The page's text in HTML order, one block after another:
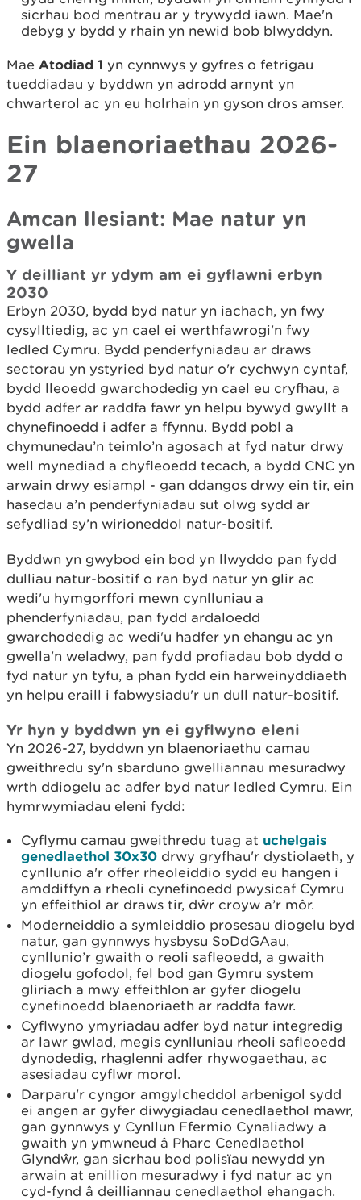
sicrhau bod mentrau ar y trywydd iawn. Mae'n
debyg y bydd y rhain yn newid bob blwyddyn.
Mae Atodiad 1 yn cynnwys y gyfres o fetrigau
tueddiadau y byddwn yn adrodd arnynt yn
chwarterol ac yn eu holrhain yn gyson dros amser.
Ein blaenoriaethau 2026-
27
Amcan llesiant: Mae natur yn
gwella
Y deilliant yr ydym am ei gyflawni erbyn
2030
Erbyn 2030, bydd byd natur yn iachach, yn fwy
cysylltiedig, ac yn cael ei werthfawrogi'n fwy
ledled Cymru. Bydd penderfyniadau ar draws
sectorau yn ystyried byd natur o'r cychwyn cyntaf,
bydd lleoedd gwarchodedig yn cael eu cryfhau, a
bydd adfer ar raddfa fawr yn helpu bywyd gwyllt a
chynefinoedd i adfer a ffynnu. Bydd pobl a
chymunedau’n teimlo’n agosach at fyd natur drwy
well mynediad a chyfleoedd tecach, a bydd CNC yn
arwain drwy esiampl - gan ddangos drwy ein tir, ein
hasedau a’n penderfyniadau sut olwg sydd ar
sefydliad sy’n wirioneddol natur-bositif.
Byddwn yn gwybod ein bod yn llwyddo pan fydd
dulliau natur-bositif o ran byd natur yn glir ac
wedi'u hymgorffori mewn cynlluniau a
phenderfyniadau, pan fydd ardaloedd
gwarchodedig ac wedi'u hadfer yn ehangu ac yn
gwella'n weladwy, pan fydd profiadau bob dydd o
fyd natur yn tyfu, a phan fydd ein harweinyddiaeth
yn helpu eraill i fabwysiadu'r un dull natur-bositif.
Yr hyn y byddwn yn ei gyflwyno eleni
Yn 2026-27, byddwn yn blaenoriaethu camau
gweithredu sy'n sbarduno gwelliannau mesuradwy
wrth ddiogelu ac adfer byd natur ledled Cymru. Ein
hymrwymiadau eleni fydd:
Cyflymu camau gweithredu tuag at uchelgais
genedlaethol 30x30 drwy gryfhau'r dystiolaeth, y
cynllunio a'r offer rheoleiddio sydd eu hangen i
amddiffyn a rheoli cynefinoedd pwysicaf Cymru
yn effeithiol ar draws tir, dŵr croyw a’r môr.
Moderneiddio a symleiddio prosesau diogelu byd
natur, gan gynnwys hysbysu SoDdGAau,
cynllunio’r gwaith o reoli safleoedd, a gwaith
diogelu gofodol, fel bod gan Gymru system
gliriach a mwy effeithlon ar gyfer diogelu
cynefinoedd blaenoriaeth ar raddfa fawr.
Cyflwyno ymyriadau adfer byd natur integredig
ar lawr gwlad, megis cynlluniau rheoli safleoedd
dynodedig, rhaglenni adfer rhywogaethau, ac
asesiadau cyflwr morol.
Darparu'r cyngor amgylcheddol arbenigol sydd
ei angen ar gyfer diwygiadau cenedlaethol mawr,
gan gynnwys y Cynllun Ffermio Cynaliadwy a
gwaith yn ymwneud â Pharc Cenedlaethol
Glyndŵr, gan sicrhau bod polisïau newydd yn
arwain at enillion mesuradwy i fyd natur ac yn
cyd-fynd â deilliannau cenedlaethol ehangach.